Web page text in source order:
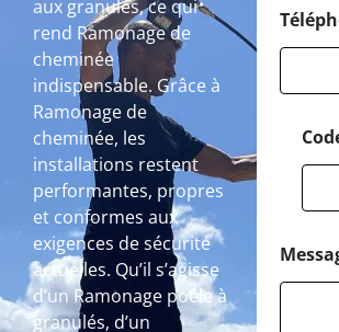
aux granulés, ce qui
rend Ramonage de
cheminée
indispensable. Grâce à
Ramonage de
cheminée, les
installations restent
performantes, propres
et conformes aux
exigences de sécurité
actuelles. Qu’il s’agisse
d’un Ramonage poêle à
granulés, d’un